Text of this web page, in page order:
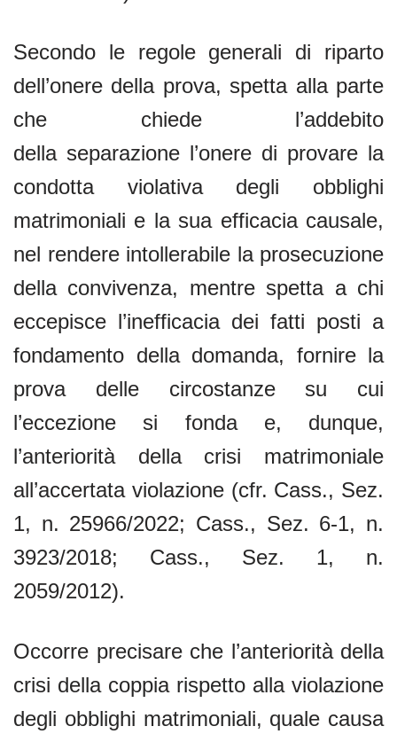
Secondo le regole generali di riparto
dell’onere della prova, spetta alla parte
che chiede l’addebito
della separazione l’onere di provare la
condotta violativa degli obblighi
matrimoniali e la sua efficacia causale,
nel rendere intollerabile la prosecuzione
della convivenza, mentre spetta a chi
eccepisce l’inefficacia dei fatti posti a
fondamento della domanda, fornire la
prova delle circostanze su cui
l’eccezione si fonda e, dunque,
l’anteriorità della crisi matrimoniale
all’accertata violazione (cfr. Cass., Sez.
1, n. 25966/2022; Cass., Sez. 6-1, n.
3923/2018; Cass., Sez. 1, n.
2059/2012).
Occorre precisare che l’anteriorità della
crisi della coppia rispetto alla violazione
degli obblighi matrimoniali, quale causa